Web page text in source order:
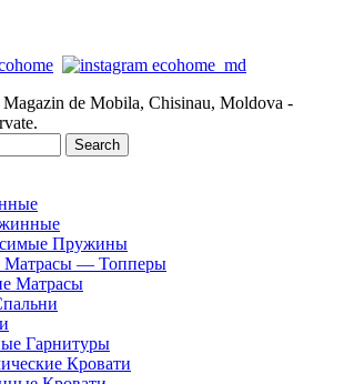
Magazin de Mobila, Chisinau, Moldova -
Search
Пружины
Матрасы — Топперы
Матрасы
Гарнитуры
Кровати